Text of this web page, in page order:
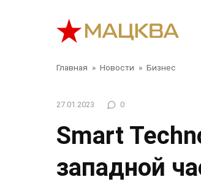
Главная » Новости » Бизнес
27.01.2023 0
Smart
западной